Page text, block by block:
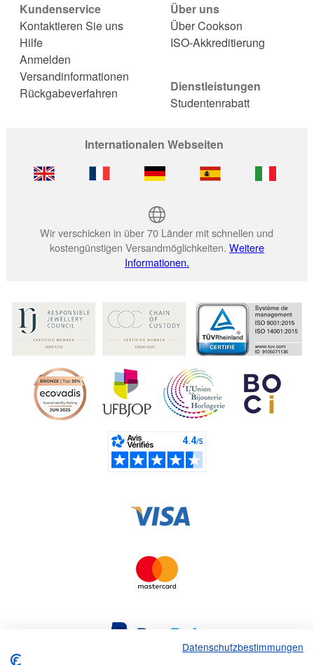
Kundenservice
Kontaktieren Sie uns
Hilfe
Anmelden
Versandinformationen
Rückgabeverfahren
Über uns
Über Cookson
ISO-Akkreditierung
Dienstleistungen
Studentenrabatt
Internationalen Webseiten
Wir verschicken in über 70 Länder mit schnellen und
kostengünstigen Versandmöglichkeiten. Weitere
Informationen.
Datenschutzbestimmungen